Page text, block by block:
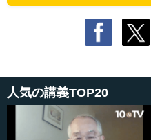
人気の講義TOP20